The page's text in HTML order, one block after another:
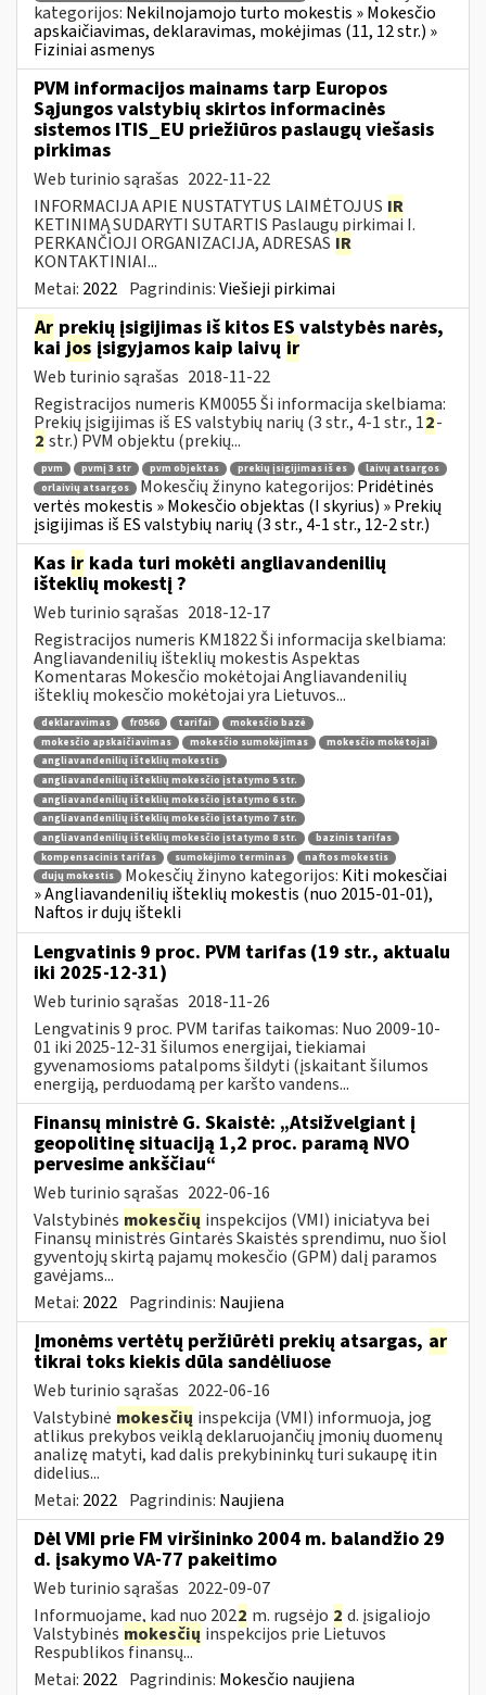
kategorijos: Nekilnojamojo turto mokestis » Mokesčio
apskaičiavimas, deklaravimas, mokėjimas (11, 12 str.) »
Fiziniai asmenys
PVM informacijos mainams tarp Europos
Sąjungos valstybių skirtos informacinės
sistemos ITIS_EU priežiūros paslaugų viešasis
pirkimas
Web turinio sąrašas 2022-11-22
INFORMACIJA APIE NUSTATYTUS LAIMĖTOJUS IR
KETINIMĄ SUDARYTI SUTARTIS Paslaugų pirkimai I.
PERKANČIOJI ORGANIZACIJA, ADRESAS IR
KONTAKTINIAI...
Metai: 2022 Pagrindinis:Viešieji pirkimai
Ar prekių įsigijimas iš kitos ES valstybės narės,
kai jos įsigyjamos kaip laivų ir
Web turinio sąrašas 2018-11-22
Registracijos numeris KM0055 Ši informacija skelbiama:
Prekių įsigijimas iš ES valstybių narių (3 str., 4-1 str., 12-
2 str.) PVM objektu (prekių...
pvm pvmį 3 str pvm objektas prekių įsigijimas iš es
laivų atsargos
orlaivių atsargos
Mokesčių žinyno kategorijos: Pridėtinės
vertės mokestis » Mokesčio objektas (I skyrius) » Prekių
įsigijimas iš ES valstybių narių (3 str., 4-1 str., 12-2 str.)
Kas ir kada turi mokėti angliavandenilių
išteklių mokestį ?
Web turinio sąrašas 2018-12-17
Registracijos numeris KM1822 Ši informacija skelbiama:
Angliavandenilių išteklių mokestis Aspektas
Komentaras Mokesčio mokėtojai Angliavandenilių
išteklių mokesčio mokėtojai yra Lietuvos...
deklaravimas fr0566 tarifai
mokesčio bazė
mokesčio apskaičiavimas
mokesčio sumokėjimas
mokesčio mokėtojai
angliavandenilių išteklių mokestis
angliavandenilių išteklių mokesčio įstatymo 5 str.
angliavandenilių išteklių mokesčio įstatymo 6 str.
angliavandenilių išteklių mokesčio įstatymo 7 str.
angliavandenilių išteklių mokesčio įstatymo 8 str.
bazinis tarifas
kompensacinis tarifas
sumokėjimo terminas
naftos mokestis
dujų mokestis
Mokesčių žinyno kategorijos: Kiti mokesčiai
» Angliavandenilių išteklių mokestis (nuo 2015-01-01),
Naftos ir dujų ištekli
Lengvatinis 9 proc. PVM tarifas (19 str., aktualu
iki 2025-12-31)
Web turinio sąrašas 2018-11-26
Lengvatinis 9 proc. PVM tarifas taikomas: Nuo 2009-10-
01 iki 2025-12-31 šilumos energijai, tiekiamai
gyvenamosioms patalpoms šildyti (įskaitant šilumos
energiją, perduodamą per karšto vandens...
Finansų ministrė G. Skaistė: „Atsižvelgiant į
geopolitinę situaciją 1,2 proc. paramą NVO
pervesime ankščiau“
Web turinio sąrašas 2022-06-16
Valstybinės mokesčių inspekcijos (VMI) iniciatyva bei
Finansų ministrės Gintarės Skaistės sprendimu, nuo šiol
gyventojų skirtą pajamų mokesčio (GPM) dalį paramos
gavėjams...
Metai: 2022 Pagrindinis: Naujiena
Įmonėms vertėtų peržiūrėti prekių atsargas, ar
tikrai toks kiekis dūla sandėliuose
Web turinio sąrašas 2022-06-16
Valstybinė mokesčių inspekcija (VMI) informuoja, jog
atlikus prekybos veiklą deklaruojančių įmonių duomenų
analizę matyti, kad dalis prekybininkų turi sukaupę itin
didelius...
Metai: 2022 Pagrindinis: Naujiena
Dėl VMI prie FM viršininko 2004 m. balandžio 29
d. įsakymo VA-77 pakeitimo
Web turinio sąrašas 2022-09-07
Informuojame, kad nuo 2022 m. rugsėjo 2 d. įsigaliojo
Valstybinės mokesčių inspekcijos prie Lietuvos
Respublikos finansų...
Metai: 2022 Pagrindinis: Mokesčio naujiena